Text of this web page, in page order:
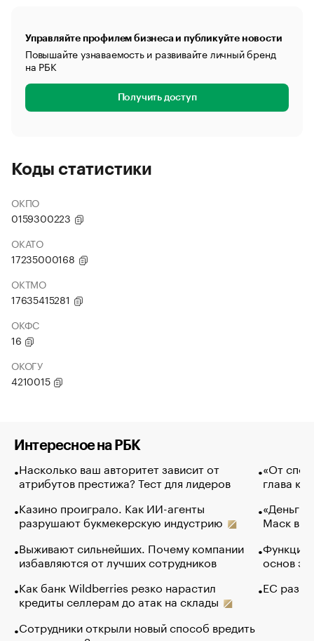
Управляйте профилем бизнеса и публикуйте новости
Повышайте узнаваемость и развивайте личный бренд
на РБК
Получить доступ
Коды статистики
ОКПО
0159300223
ОКАТО
17235000168
ОКТМО
17635415281
ОКФС
16
ОКОГУ
4210015
Интересное на РБК
Насколько ваш авторитет зависит от
атрибутов престижа? Тест для лидеров
Казино проиграло. Как ИИ-агенты
разрушают букмекерскую индустрию
Выживают сильнейших. Почему компании
избавляются от лучших сотрудников
Как банк Wildberries резко нарастил
кредиты селлерам до атак на склады
Сотрудники открыли новый способ вредить
«От
глава
«Деньги
Маск в
Функции
основ
ЕС разр